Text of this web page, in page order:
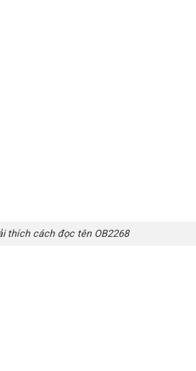
thích cách đọc tên OB2268